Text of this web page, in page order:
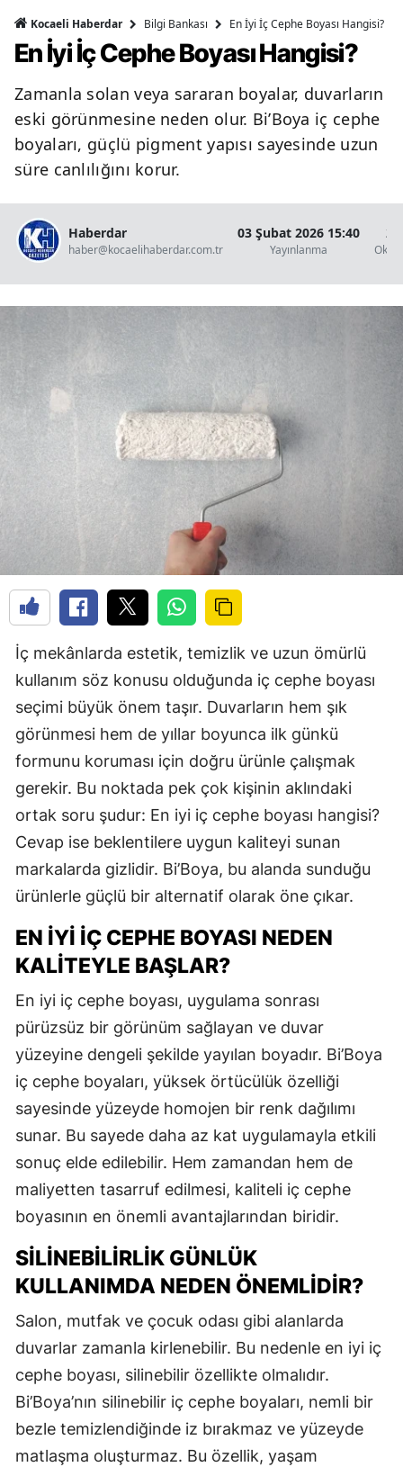
Kocaeli Haberdar Bilgi Bankası En İyi İç Cephe Boyası Hangisi?
En İyi İç Cephe Boyası Hangisi?
Zamanla solan veya sararan boyalar, duvarların
eski görünmesine neden olur. Bi’Boya iç cephe
boyaları, güçlü pigment yapısı sayesinde uzun
süre canlılığını korur.
Haberdar
haber@kocaelihaberdar.com.tr
03 Şubat 2026 15:40
Yayınlanma
2
İç mekânlarda estetik, temizlik ve uzun ömürlü
kullanım söz konusu olduğunda iç cephe boyası
seçimi büyük önem taşır. Duvarların hem şık
görünmesi hem de yıllar boyunca ilk günkü
formunu koruması için doğru ürünle çalışmak
gerekir. Bu noktada pek çok kişinin aklındaki
ortak soru şudur: En iyi iç cephe boyası hangisi?
Cevap ise beklentilere uygun kaliteyi sunan
markalarda gizlidir. Bi’Boya, bu alanda sunduğu
ürünlerle güçlü bir alternatif olarak öne çıkar.
EN İYI İÇ CEPHE BOYASI NEDEN
KALITEYLE BAŞLAR?
En iyi iç cephe boyası, uygulama sonrası
pürüzsüz bir görünüm sağlayan ve duvar
yüzeyine dengeli şekilde yayılan boyadır. Bi’Boya
iç cephe boyaları, yüksek örtücülük özelliği
sayesinde yüzeyde homojen bir renk dağılımı
sunar. Bu sayede daha az kat uygulamayla etkili
sonuç elde edilebilir. Hem zamandan hem de
maliyetten tasarruf edilmesi, kaliteli iç cephe
boyasının en önemli avantajlarından biridir.
SILINEBILIRLIK GÜNLÜK
KULLANIMDA NEDEN ÖNEMLIDIR?
Salon, mutfak ve çocuk odası gibi alanlarda
duvarlar zamanla kirlenebilir. Bu nedenle en iyi iç
cephe boyası, silinebilir özellikte olmalıdır.
Bi’Boya’nın silinebilir iç cephe boyaları, nemli bir
bezle temizlendiğinde iz bırakmaz ve yüzeyde
matlaşma oluşturmaz. Bu özellik, yaşam